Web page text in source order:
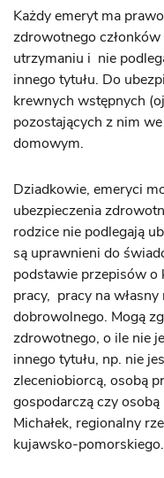
Każdy emeryt ma
zdrowotnego
utrzymaniu i nie
innego tytułu. Do
krewnych wstępnych
pozostających z nim
domowym.
Dziadkowie, emeryci
ubezpieczenia
rodzice nie podlegają
są uprawnieni do
podstawie przepisów o
pracy, pracy na
dobrowolnego. Mogą
zdrowotnego, o ile nie
innego tytułu, np. nie
zleceniobiorcą, osobą
gospodarczą czy
Michałek, regionalny
kujawsko-pomorskiego.